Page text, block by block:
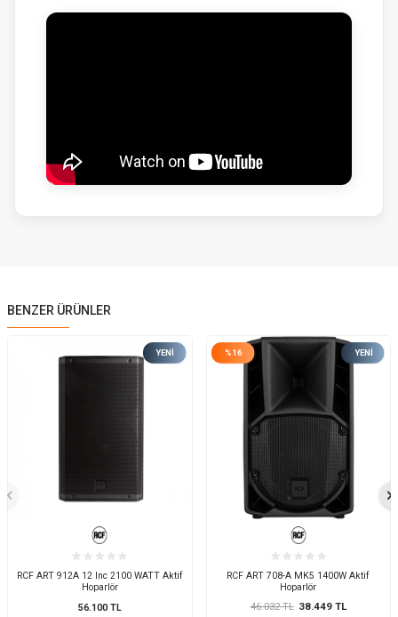
BENZER ÜRÜNLER
YENI
RCF ART 912A 12 Inc 2100 WATT Aktif
Hoparlör
56.100TL
%16 YENI
RCF ART 708-A MK5 1400W Aktif
Hoparlör
46.032TL 38.449TL